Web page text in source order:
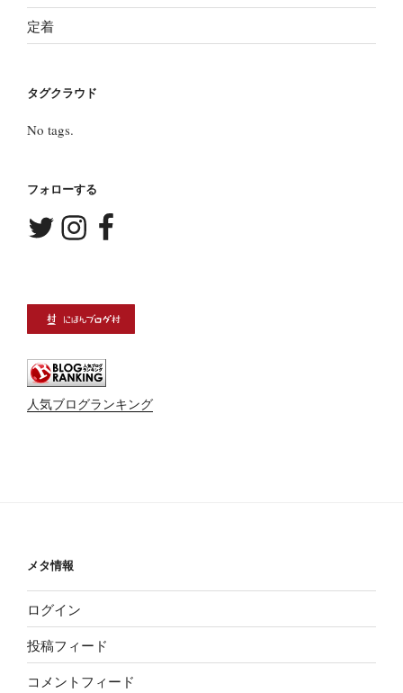
定着
タグクラウド
No tags.
フォローする
TwitterInstagramFacebook
人気ブログランキング
メタ情報
ログイン
投稿フィード
コメントフィード